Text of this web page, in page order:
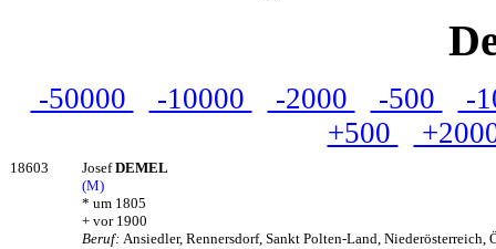
-50000 -10000 -2000 -500
-
+500
18603 JosefDEMEL
(M)
* um 1805
+ vor 1900
Beruf: Ansiedler, Rennersdorf, Sankt Polten-Land, Niederösterreich,